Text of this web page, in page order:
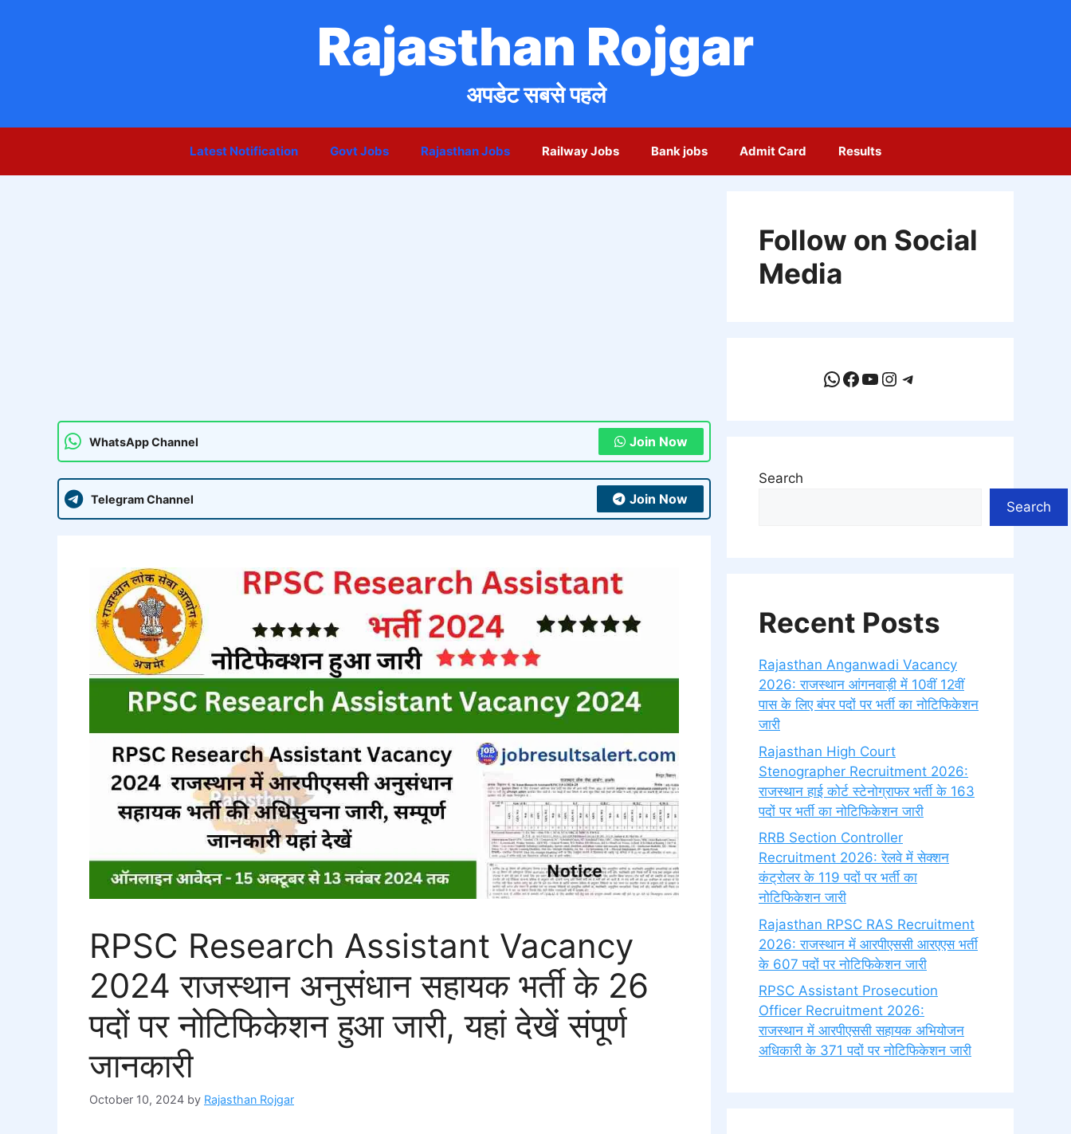
Rajasthan Rojgar
अपडेट सबसे पहले
Latest Notification Govt Jobs Rajasthan Jobs Railway Jobs Bank jobs Admit Card Results
WhatsApp Channel Join Now
Telegram Channel Join Now
RPSC Research Assistant Vacancy
2024 राजस्थान अनुसंधान सहायक भर्ती के 26
पदों पर नोटिफिकेशन हुआ जारी, यहां देखें संपूर्ण
जानकारी
October 10, 2024 by Rajasthan Rojgar
Follow on Social
Media
WhatsApp
Facebook
YouTube
Instagram
Telegram
Search
Search
Recent Posts
Rajasthan Anganwadi Vacancy
2026: राजस्थान आंगनवाड़ी में 10वीं 12वीं
पास के लिए बंपर पदों पर भर्ती का नोटिफिकेशन
जारी
Rajasthan High Court
Stenographer Recruitment 2026:
राजस्थान हाई कोर्ट स्टेनोग्राफर भर्ती के 163
पदों पर भर्ती का नोटिफिकेशन जारी
RRB Section Controller
Recruitment 2026: रेलवे में सेक्शन
कंट्रोलर के 119 पदों पर भर्ती का
नोटिफिकेशन जारी
Rajasthan RPSC RAS Recruitment
2026: राजस्थान में आरपीएससी आरएएस भर्ती
के 607 पदों पर नोटिफिकेशन जारी
RPSC Assistant Prosecution
Officer Recruitment 2026:
राजस्थान में आरपीएससी सहायक अभियोजन
अधिकारी के 371 पदों पर नोटिफिकेशन जारी